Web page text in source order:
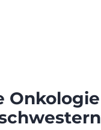
Onkologie